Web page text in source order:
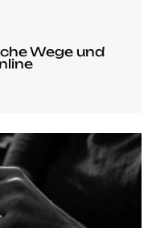
Wege und